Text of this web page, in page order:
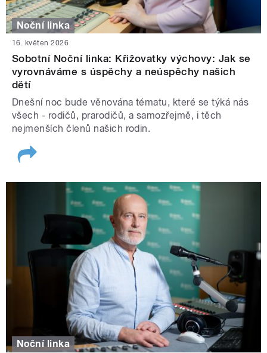
Noční linka
16. květen 2026
Sobotní Noční linka: Křižovatky výchovy: Jak se
vyrovnáváme s úspěchy a neúspěchy našich
dětí
Dnešní noc bude věnována tématu, které se týká nás
všech - rodičů, prarodičů, a samozřejmě, i těch
nejmenších členů našich rodin.
Noční linka